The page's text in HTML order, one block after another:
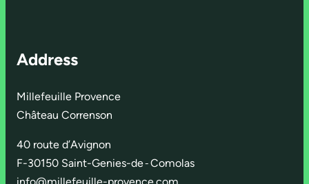
Address
Millefeuille Provence
Château Correnson
40 route d’Avignon
F-30150 Saint-Genies-de-Comolas